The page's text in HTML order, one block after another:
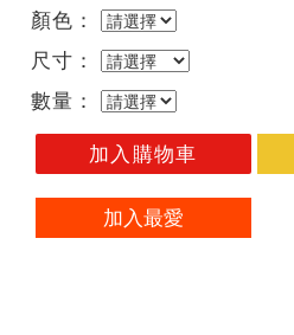
顏色：
尺寸：
數量：
加入購物車
加入最愛